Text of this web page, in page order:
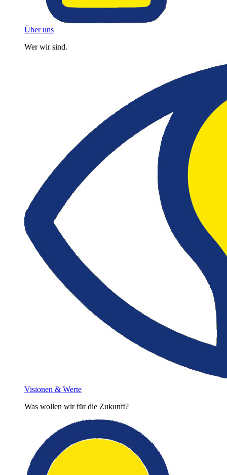
Über uns
Wer wir sind.
Visionen & Werte
Was wollen wir für die Zukunft?